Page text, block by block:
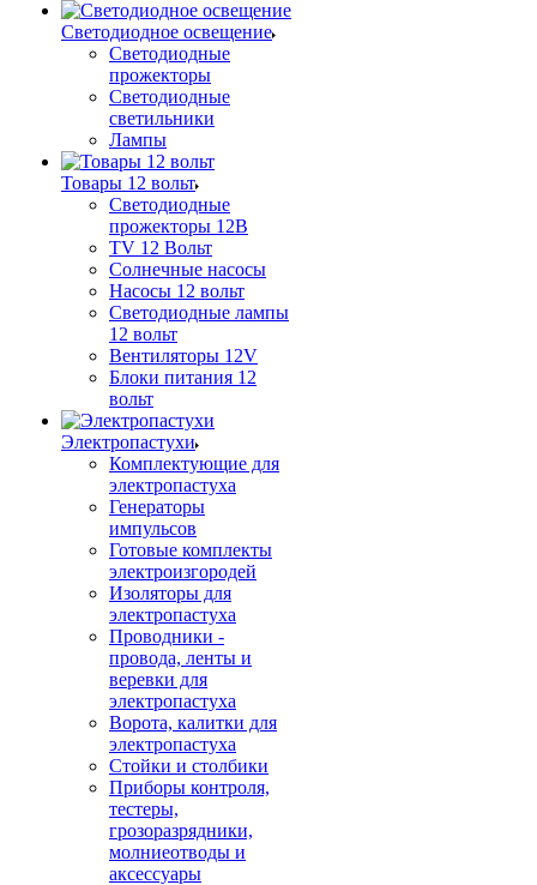
Светодиодное освещение
Светодиодные
прожекторы
Светодиодные
светильники
Лампы
Товары 12 вольт
Светодиодные
прожекторы 12В
TV 12 Вольт
Солнечные насосы
Насосы 12 вольт
Светодиодные лампы
12 вольт
Вентиляторы 12V
Блоки питания 12
вольт
Электропастухи
Комплектующие для
электропастуха
Генераторы
импульсов
Готовые комплекты
электроизгородей
Изоляторы для
электропастуха
Проводники -
провода, ленты и
веревки для
электропастуха
Ворота, калитки для
электропастуха
Стойки и столбики
Приборы контроля,
тестеры,
грозоразрядники,
молниеотводы и
аксессуары